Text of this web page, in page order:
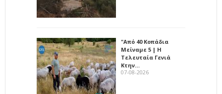
"Από 40 Κοπάδια
Μείναμε 5 | Η
Τελευταία Γενιά
Κτην…
07-08-2026